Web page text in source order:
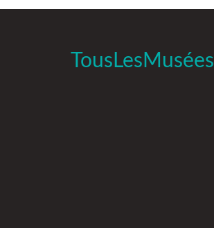
TousLesMusées